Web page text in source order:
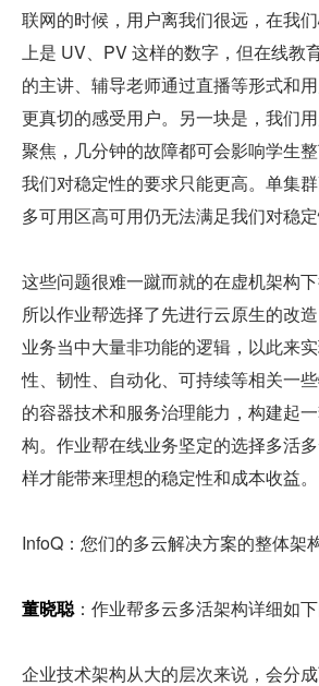
联网的时候，用户离我们很远，在我
上是 UV、PV 这样的数字，但在线教
的主讲、辅导老师通过直播等形式和
更真切的感受用户。另一块是，我们
聚焦，几分钟的故障都可会影响学生
我们对稳定性的要求只能更高。单集
多可用区高可用仍无法满足我们对稳定
这些问题很难一蹴而就的在虚机架构
所以作业帮选择了先进行云原生的改
业务当中大量非功能的逻辑，以此来
性、韧性、自动化、可持续等相关一
的容器技术和服务治理能力，构建起
构。作业帮在线业务坚定的选择多活
样才能带来理想的稳定性和成本收益。
InfoQ：您们的多云解决方案的整体架
董晓聪：作业帮多云多活架构详细如下
企业技术架构从大的层次来说，会分